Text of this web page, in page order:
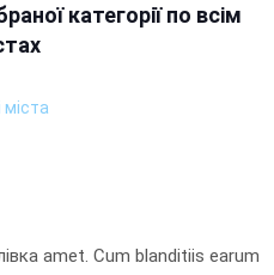
категорії по всім
міста
amet. Cum blanditiis earum